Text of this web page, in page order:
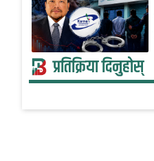
प्रतिक्रिया दिनुहोस्